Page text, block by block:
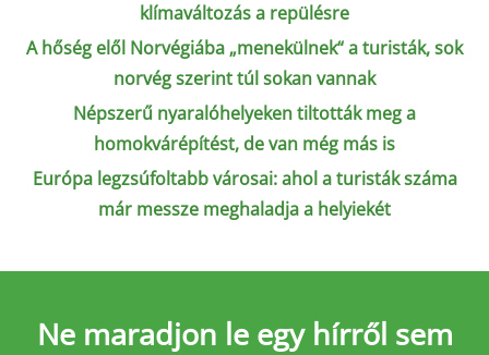
klímaváltozás a repülésre
A hőség elől Norvégiába „menekülnek“ a turisták, sok
norvég szerint túl sokan vannak
Népszerű nyaralóhelyeken tiltották meg a
homokvárépítést, de van még más is
Európa legzsúfoltabb városai: ahol a turisták száma
már messze meghaladja a helyiekét
Ne maradjon le egy hírről sem